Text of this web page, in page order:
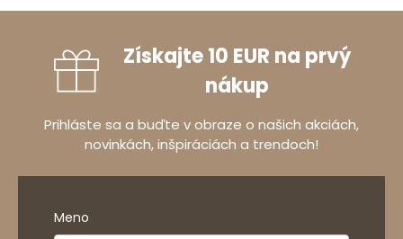
Získajte 10 EUR na prvý
nákup
Prihláste sa a buďte v obraze o našich akciách,
novinkách, inšpiráciách a trendoch!
Meno